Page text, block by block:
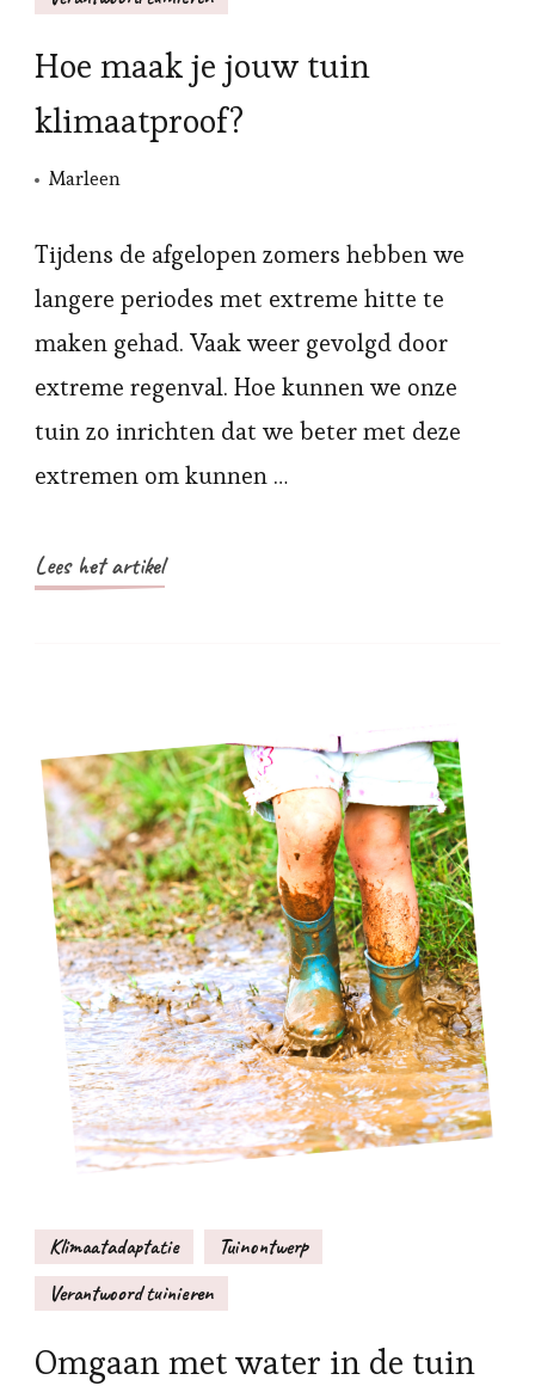
Hoe maak je jouw tuin
klimaatproof?
Marleen
Tijdens de afgelopen zomers hebben we
langere periodes met extreme hitte te
maken gehad. Vaak weer gevolgd door
extreme regenval. Hoe kunnen we onze
tuin zo inrichten dat we beter met deze
extremen om kunnen …
Lees het artikel
Klimaatadaptatie
Tuinontwerp
Verantwoord tuinieren
Omgaan met water in de tuin